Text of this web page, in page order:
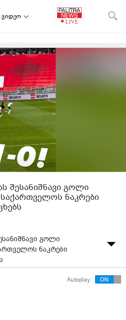
ვიდეო
შესანიშნავი გოლი
ნაკრები
გოლი
ნაკრები
Autoplay